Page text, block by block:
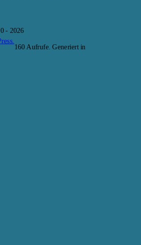
- 2026
160 Aufrufe. Generiert in